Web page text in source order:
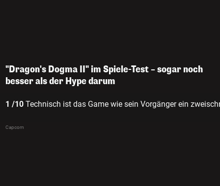
"Dragon's Dogma II" im Spiele-Test – sogar noch
besser als der Hype darum
1 /10 Technisch ist das Game wie sein Vorgänger ein
Capcom